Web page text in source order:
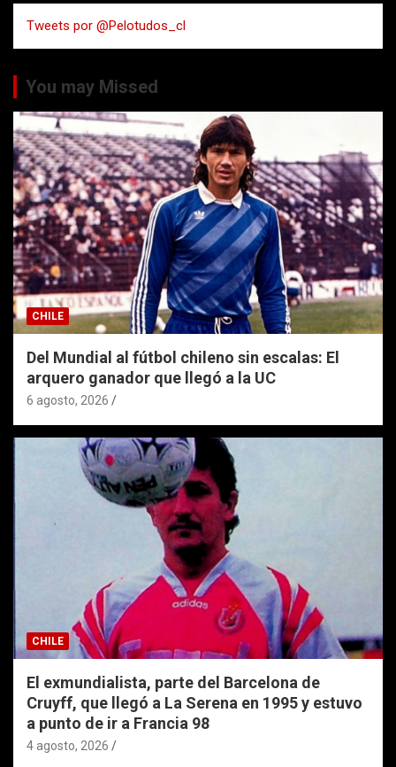
a
r
Tweets por @Pelotudos_cl
You may Missed
CHILE
Del Mundial al fútbol chileno sin escalas: El
arquero ganador que llegó a la UC
6 agosto, 2026
CHILE
El exmundialista, parte del Barcelona de
Cruyff, que llegó a La Serena en 1995 y estuvo
a punto de ir a Francia 98
4 agosto, 2026